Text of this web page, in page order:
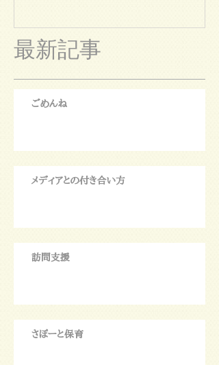
最新記事
ごめんね
メディアとの付き合い方
訪問支援
さぽーと保育